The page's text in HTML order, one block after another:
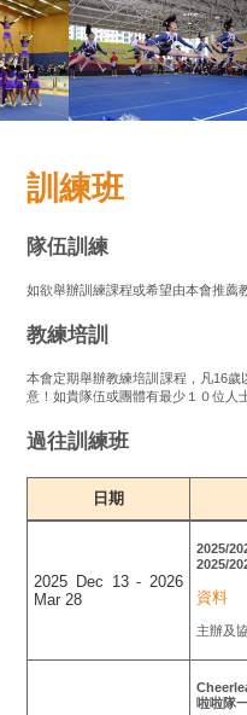
訓練班
隊伍訓練
如欲舉辦訓練課程或希望由本會推薦
教練培訓
本會定期舉辦教練培訓課程，凡16
意！如貴隊伍或團體有最少１０位人
過往訓練班
日期
2025 Dec 13 - 2026
Mar 28
2025/
2025/
資料
主辦及
啦啦隊